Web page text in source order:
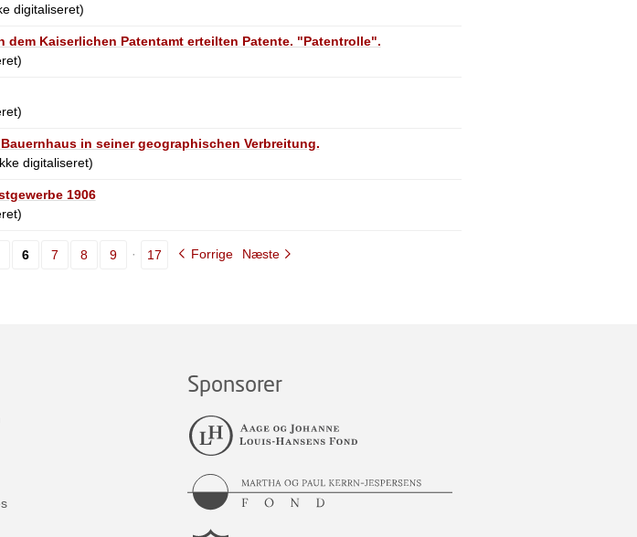
digitaliseret)
dem Kaiserlichen Patentamt erteilten Patente. "Patentrolle".
in seiner geographischen Verbreitung.
digitaliseret)
1906
6 7 8 9 17 Forrige Næste
Sponsorer